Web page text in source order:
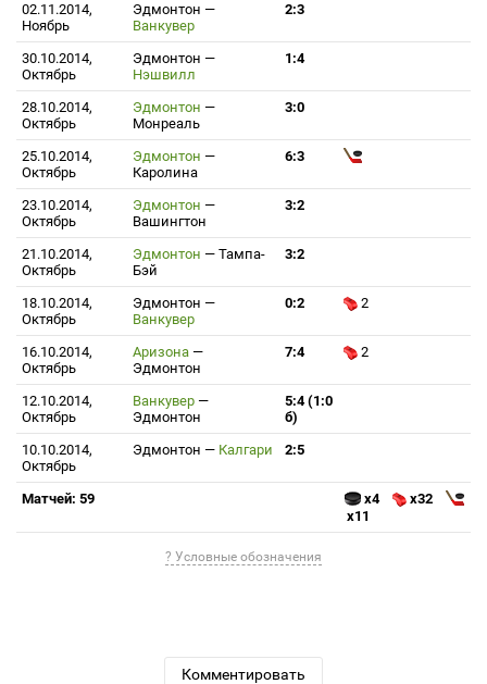
02.11.2014,
Ноябрь
Эдмонтон —
Ванкувер
2:3
30.10.2014,
Октябрь
Эдмонтон —
Нэшвилл
1:4
28.10.2014,
Октябрь
Эдмонтон —
Монреаль
3:0
25.10.2014,
Октябрь
Эдмонтон —
Каролина
6:3
23.10.2014,
Октябрь
Эдмонтон —
Вашингтон
3:2
21.10.2014,
Октябрь
Эдмонтон — Тампа-
Бэй
3:2
18.10.2014,
Октябрь
Эдмонтон —
Ванкувер
0:2 2
16.10.2014,
Октябрь
Аризона —
Эдмонтон
7:4 2
12.10.2014,
Октябрь
Ванкувер —
Эдмонтон
5:4 (1:0
б)
10.10.2014,
Октябрь
Эдмонтон — Калгари 2:5
Матчей: 59 x4
x32
x11
? Условные обозначения
Комментировать